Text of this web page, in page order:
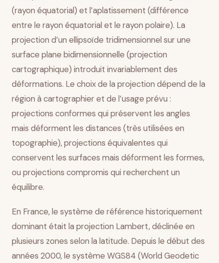
(rayon équatorial) et l’aplatissement (différence
entre le rayon équatorial et le rayon polaire). La
projection d’un ellipsoïde tridimensionnel sur une
surface plane bidimensionnelle (projection
cartographique) introduit invariablement des
déformations. Le choix de la projection dépend de la
région à cartographier et de l’usage prévu :
projections conformes qui préservent les angles
mais déforment les distances (très utilisées en
topographie), projections équivalentes qui
conservent les surfaces mais déforment les formes,
ou projections compromis qui recherchent un
équilibre.
En France, le système de référence historiquement
dominant était la projection Lambert, déclinée en
plusieurs zones selon la latitude. Depuis le début des
années 2000, le système WGS84 (World Geodetic